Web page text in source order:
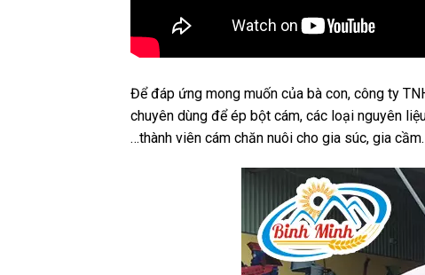
Để đáp ứng mong muốn của bà con, công ty
chuyên dùng để ép bột cám, các loại nguyên
…thành viên cám chăn nuôi cho gia súc, gia cầm.